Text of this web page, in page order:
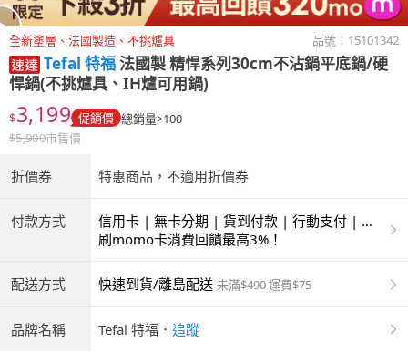
全新塗層、法國製造、不挑爐具 品號： 15101342
Tefal 特福法國製 精悍系列30cm不沾鍋平底鍋/硬
悍鍋(不挑爐具、IH爐可用鍋)
$3,199 促銷價 總銷量>100
$5,900市售價
折價券 特惠商品，不適用折價券
付款方式
信用卡 | 無卡分期 | 貨到付款 | 行動支付 | 超
商付款 | ATM | 銀聯卡
刷momo卡消費回饋最高3%！
配送方式 快速到貨/離島配送 未滿$490 運費$75
品牌名稱 Tefal 特福 ． 追蹤